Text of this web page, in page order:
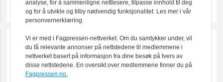
analyse, for å sammenligne nettlesere, tilpasse innhold til deg
og for å utvikle og tilby nødvendig funksjonalitet. Les mer i vår
personvernerklæring.
Vi er med i Fagpressen-nettverket. Om du samtykker under, vil
du få relevante annonser på nettstedene til medlemmene i
nettverket basert på informasjon fra dine besøk på tvers av
disse nettstedene. En oversikt over medlemmene finner du på
Fagpressen.no.